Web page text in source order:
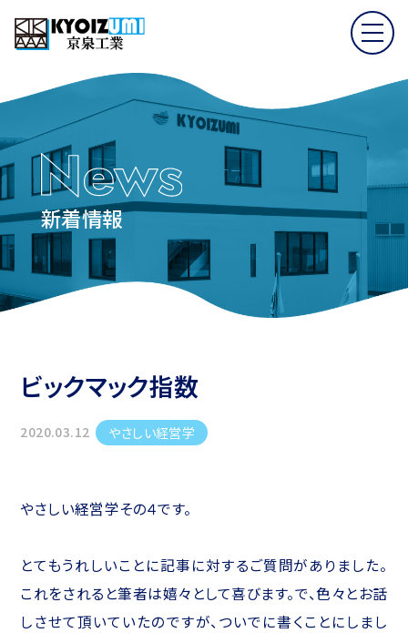
新着情報
ビックマック指数
2020.03.12 やさしい経営学
やさしい経営学その４です。
とてもうれしいことに記事に対するご質問がありました。
これをされると筆者は嬉々として喜びます。で、色々とお話
しさせて頂いていたのですが、ついでに書くことにしまし